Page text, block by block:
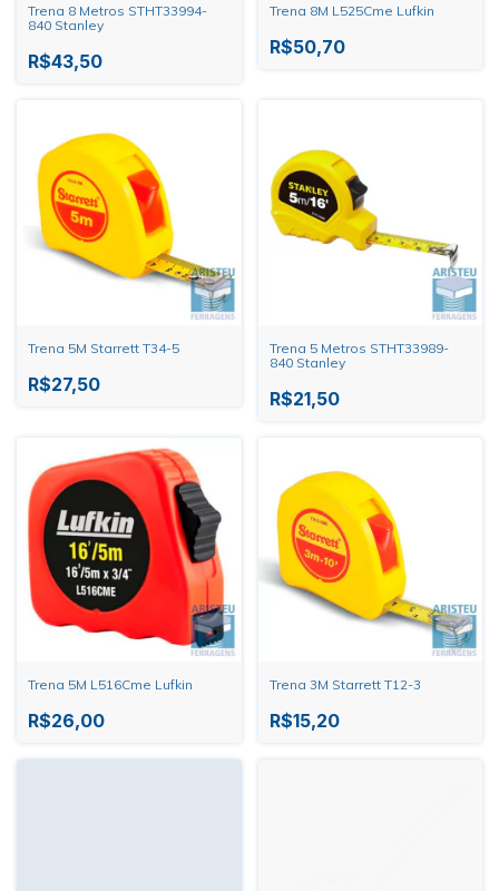
Trena 8 Metros STHT33994-
840 Stanley
R$43,50
Trena 8M L525Cme Lufkin
R$50,70
Trena 5M Starrett T34-5
R$27,50
Trena 5 Metros STHT33989-
840 Stanley
R$21,50
Trena 5M L516Cme Lufkin
R$26,00
Trena 3M Starrett T12-3
R$15,20